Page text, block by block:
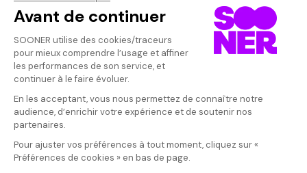
Vos avis
Donnez votre avis
Votre note
Votre commentaire
Il faut vous connecter pour
publier un avis